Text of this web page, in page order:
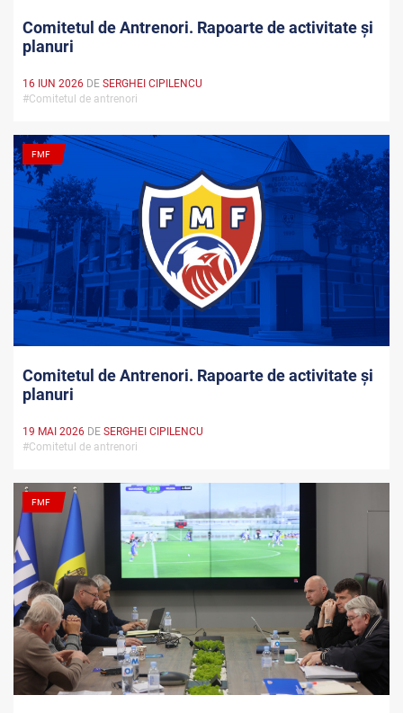
Comitetul de Antrenori. Rapoarte de activitate și
planuri
16 IUN 2026 DE SERGHEI CIPILENCU
#Comitetul de antrenori
FMF
Comitetul de Antrenori. Rapoarte de activitate și
planuri
19 MAI 2026 DE SERGHEI CIPILENCU
#Comitetul de antrenori
FMF